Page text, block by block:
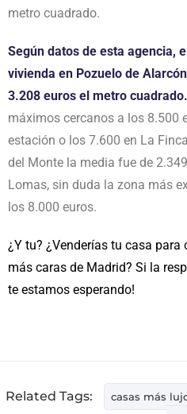
metro cuadrado.
Según datos de esta agencia,
vivienda en Pozuelo de
3.208 euros el metro cuadrado.
máximos cercanos a los 8.500
estación o los 7.600 en La
del Monte la media fue de
Lomas, sin duda la zona más
los 8.000 euros.
¿Y tu? ¿Venderías tu casa
más caras de Madrid? Si la
te estamos esperando!
Related Tags: casas más